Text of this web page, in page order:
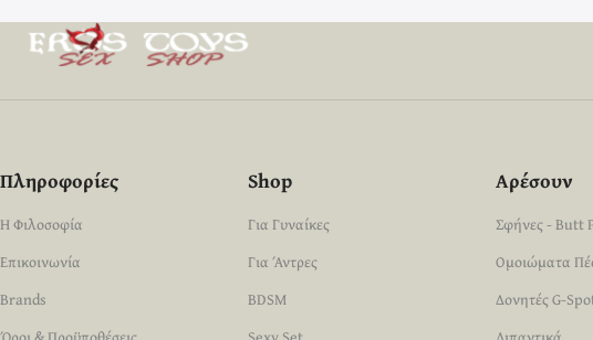
Πληροφορίες
Η Φιλοσοφία
Επικοινωνία
Brands
Shop
Για Γυναίκες
Για Άντρες
BDSM
Αρέσουν
Σφήνες - Butt
Ομοιώματα
Δονητές G-